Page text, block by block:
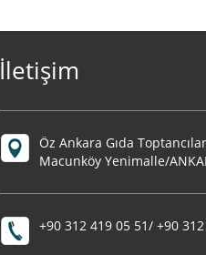
İletişim
Öz Ankara Gıda
Macunköy Yenimalle/
+90 312 419 05 51/ +90